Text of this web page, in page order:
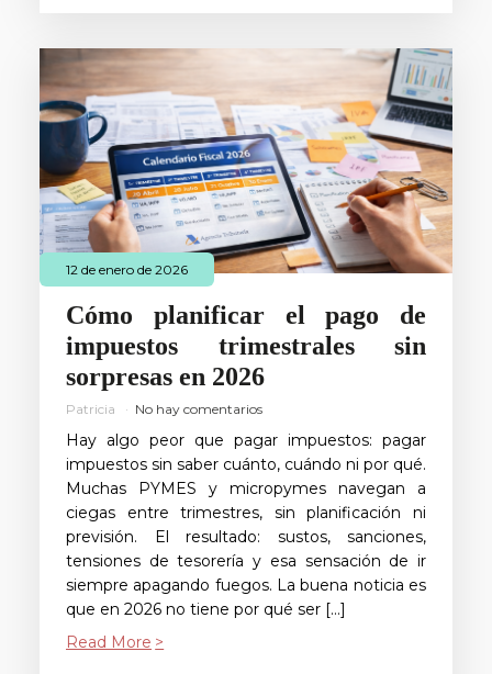
12 de enero de 2026
Cómo planificar el pago de
impuestos trimestrales sin
sorpresas en 2026
Patricia No hay comentarios
Hay algo peor que pagar impuestos: pagar
impuestos sin saber cuánto, cuándo ni por qué.
Muchas PYMES y micropymes navegan a
ciegas entre trimestres, sin planificación ni
previsión. El resultado: sustos, sanciones,
tensiones de tesorería y esa sensación de ir
siempre apagando fuegos. La buena noticia es
que en 2026 no tiene por qué ser […]
Read More